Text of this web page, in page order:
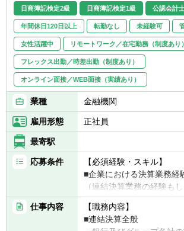
■日本基準に基づく保険会
る決算、財務報告業務を経
■業務プロセスの改善等の
クトに参画することができ
■US親会社とコミュニケー
務を行うため、グローバル
だけます
日商簿記検定2級 日商簿記検定1級 公認会計
年間休日120日以上 転勤なし 未経験可
女性活躍中 リモートワーク／在宅勤務（制度あり）
フレックス出勤／時差出勤（制度あり）
オンライン面接／WEB面接（実績あり）
業種 金融機関
雇用形態 正社員
最寄駅
応募条件
【必須経験・スキル】
■企業における決算業務経
（連結決算業務の経験も
等における連結会計に関
■簿記2級以上相当の会計税
■ネイティブレベルの日本
仕事内容
【職務内容】
■連結決算全般